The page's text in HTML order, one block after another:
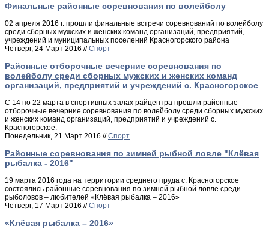
Финальные районные соревнования по волейболу
02 апреля 2016 г. прошли финальные встречи соревнований по волейболу
среди сборных мужских и женских команд организаций, предприятий,
учреждений и муниципальных поселений Красногорского района
Четверг, 24 Март 2016 //Спорт
Районные отборочные вечерние соревнования по
волейболу среди сборных мужских и женских команд
организаций, предприятий и учреждений с. Красногорское
С 14 по 22 марта в спортивных залах райцентра прошли районные
отборочные вечерние соревнования по волейболу среди сборных мужских
и женских команд организаций, предприятий и учреждений с.
Красногорское.
Понедельник, 21 Март 2016 //Спорт
Районные соревнования по зимней рыбной ловле "Клёвая
рыбалка - 2016"
19 марта 2016 года на территории среднего пруда с. Красногорское
состоялись районные соревнования по зимней рыбной ловле среди
рыболовов – любителей «Клёвая рыбалка – 2016»
Четверг, 17 Март 2016 //Спорт
«Клёвая рыбалка – 2016»